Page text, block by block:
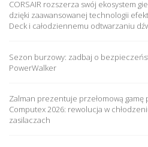
CORSAIR rozszerza swój ekosystem
dzięki zaawansowanej technologii
Deck i całodziennemu odtwarzaniu
Sezon burzowy: zadbaj o
PowerWalker
Zalman prezentuje przełomową gamę
Computex 2026: rewolucja w
zasilaczach